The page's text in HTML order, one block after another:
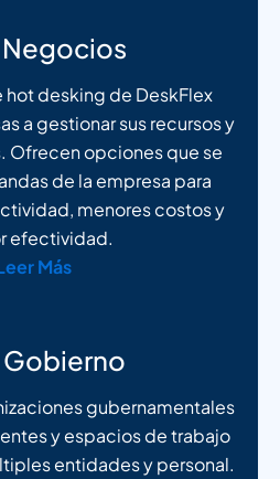
Negocios
hot desking de DeskFlex
a gestionar sus recursos y
Ofrecen opciones que se
de la empresa para
menores costos y
efectividad.
Más
Gobierno
gubernamentales
y espacios de trabajo
entidades y personal.